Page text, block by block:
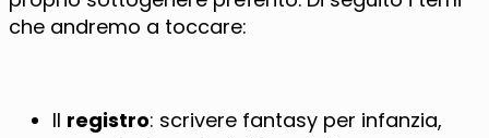
che andremo a toccare:
Il registro: scrivere fantasy per infanzia,